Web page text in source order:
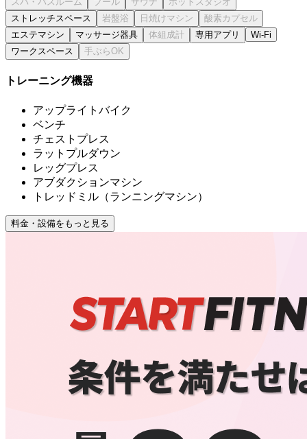
ストレッチスペース
エステマシン
マッサージ器具 専用アプリ
Wi-Fi
ワークスペース
トレーニング機器
アップライトバイク
ベンチ
チェストプレス
ラットプルダウン
レッグプレス
アブダクションマシン
トレッドミル（ランニングマシン）
料金・設備をもっと見る